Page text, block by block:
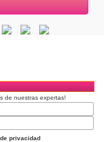
de nuestras expertas!
privacidad